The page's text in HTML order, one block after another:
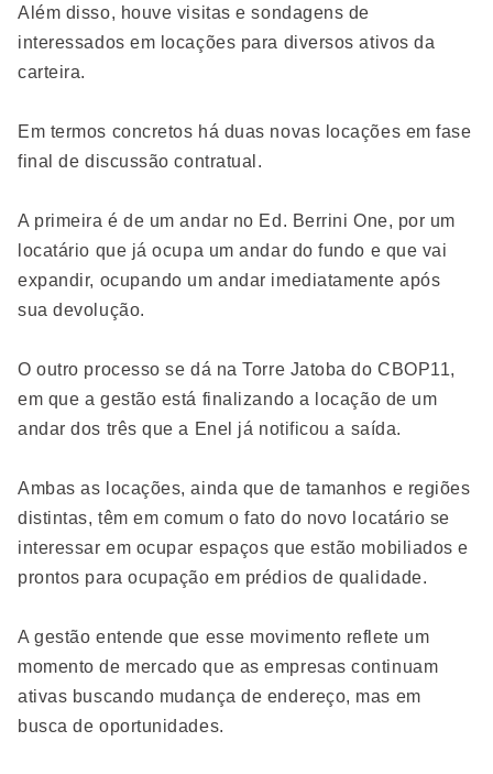
Além disso, houve visitas e sondagens de
interessados em locações para diversos ativos da
carteira.
Em termos concretos há duas novas locações em fase
final de discussão contratual.
A primeira é de um andar no Ed. Berrini One, por um
locatário que já ocupa um andar do fundo e que vai
expandir, ocupando um andar imediatamente após
sua devolução.
O outro processo se dá na Torre Jatoba do CBOP11,
em que a gestão está finalizando a locação de um
andar dos três que a Enel já notificou a saída.
Ambas as locações, ainda que de tamanhos e regiões
distintas, têm em comum o fato do novo locatário se
interessar em ocupar espaços que estão mobiliados e
prontos para ocupação em prédios de qualidade.
A gestão entende que esse movimento reflete um
momento de mercado que as empresas continuam
ativas buscando mudança de endereço, mas em
busca de oportunidades.